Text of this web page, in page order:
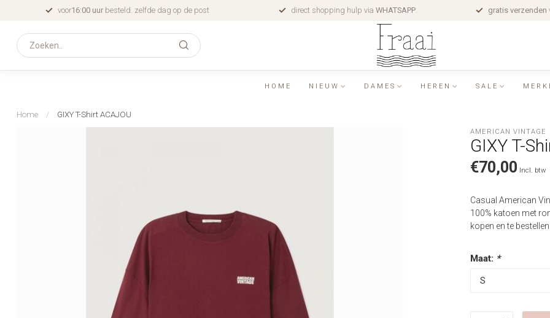
voor16:00 uur besteld. zelfde dag op de post direct shopping hulp via WHATSAPP. gratis verzenden
HOME NIEUW DAMES HEREN SALE
Home / GIXY T-Shirt ACAJOU
AMERICAN VINTAGE
GIXY T-
€70,00 Incl. btw
Casual American
100% katoen met
kopen en te
Maat: *